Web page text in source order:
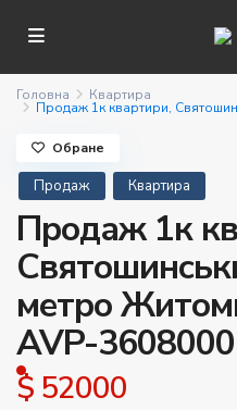
Головна Квартира
Продаж 1к квартири,
Продаж Квартира
Продаж 1к
метро
AVP-3608000
$ 52000
Обране